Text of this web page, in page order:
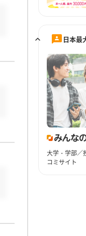
日本最
大学・学部／
コミサイト